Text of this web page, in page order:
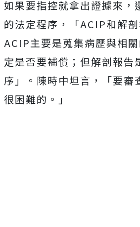
如果要指控就拿出證據來，
的法定程序，「ACIP和解剖
ACIP主要是蒐集病歷與相
定是否要補償；但解剖報告
序」。陳時中坦言，「要審
很困難的。」